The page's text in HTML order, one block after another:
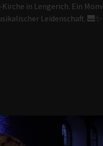
in Lengerich. Ein
Leidenschaft. 🎹✨